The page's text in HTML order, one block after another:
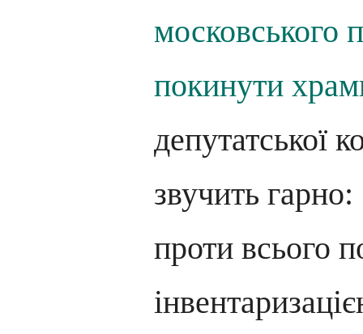
московського
покинути
депутатської
звучить
проти всього